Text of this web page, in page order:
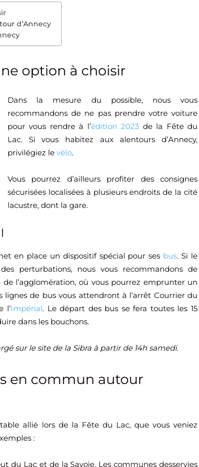
d’Annecy
option à choisir
Dans la mesure du possible, nous vous
recommandons de ne pas prendre votre voiture
pour vous rendre à l’édition 2023 de la Fête du
Lac. Si vous habitez aux alentours d’Annecy,
privilégiez le vélo.
Vous pourrez d’ailleurs profiter des consignes
sécurisées localisées à plusieurs endroits de la cité
lacustre, dont la gare.
en place un dispositif spécial pour ses bus. Si le
perturbations, nous vous recommandons de
de l’agglomération, où vous pourrez emprunter un
lignes de bus vous attendront à l’arrêt Courrier du
l’Impérial. Le départ des bus se fera toutes les 15
dans les bouchons.
sur le site de la Sibra à partir de 14h samedi.
en commun autour
allié lors de la Fête du Lac, que vous veniez
:
du Lac et de la Savoie. Les communes desservies